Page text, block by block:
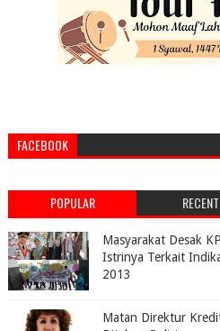
FACEBOOK
POPULAR RECENT
Masyarakat Desak
Istrinya Terkait
2013
Matan Direktur